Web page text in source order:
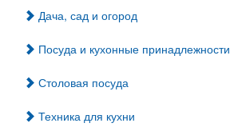
Дача, сад и огород
Посуда и кухонные принадлежности
Столовая посуда
Техника для кухни